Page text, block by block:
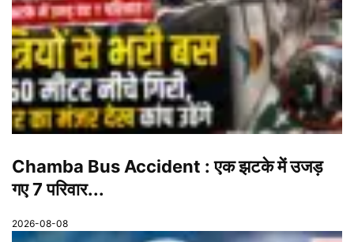
Chamba Bus Accident : एक झटके में उजड़
गए 7 परिवार...
2026-08-08